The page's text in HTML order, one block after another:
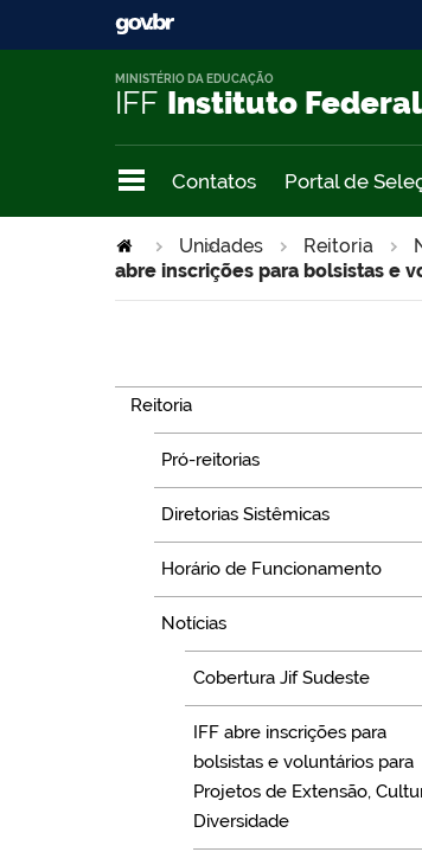
IFF Instituto
MINISTÉRIO DA EDUCAÇÃO
Contatos Portal de
Unidades Reitoria
>
abre inscrições para bolsistas e
Reitoria
Pró-reitorias
Diretorias Sistêmicas
Horário de Funcionamento
Notícias
Cobertura Jif Sudeste
IFF abre inscrições para
bolsistas e voluntários para
Projetos de Extensão,
Diversidade